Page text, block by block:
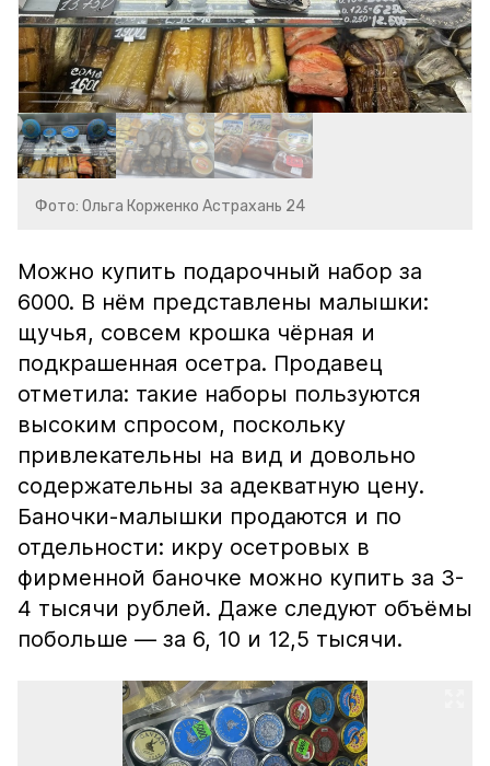
Фото: Ольга Корженко Астрахань 24
Можно купить подарочный набор за
6000. В нём представлены малышки:
щучья, совсем крошка чёрная и
подкрашенная осетра. Продавец
отметила: такие наборы пользуются
высоким спросом, поскольку
привлекательны на вид и довольно
содержательны за адекватную цену.
Баночки-малышки продаются и по
отдельности: икру осетровых в
фирменной баночке можно купить за 3-
4 тысячи рублей. Даже следуют объёмы
побольше — за 6, 10 и 12,5 тысячи.